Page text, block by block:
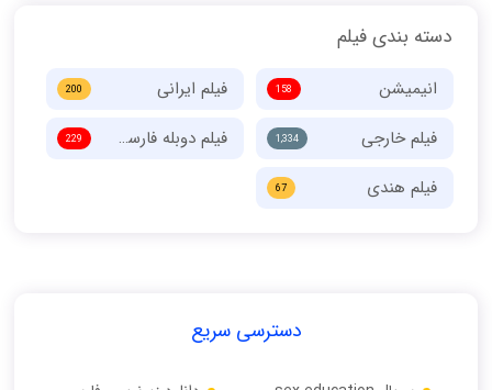
دسته بندی فیلم
انیمیشن 158 فیلم ایرانی 200
فیلم خارجی 1,334 فیلم دوبله فارسی 229
فیلم هندی 67
دسترسی سریع